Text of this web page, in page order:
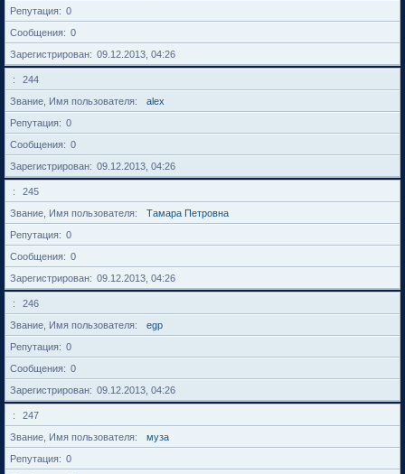
Репутация
0
Сообщения
0
Зарегистрирован
09.12.2013, 04:26
244
Звание, Имя пользователя
alex
Репутация
0
Сообщения
0
Зарегистрирован
09.12.2013, 04:26
245
Звание, Имя пользователя
Тамара Петровна
Репутация
0
Сообщения
0
Зарегистрирован
09.12.2013, 04:26
246
Звание, Имя пользователя
egp
Репутация
0
Сообщения
0
Зарегистрирован
09.12.2013, 04:26
247
Звание, Имя пользователя
муза
Репутация
0